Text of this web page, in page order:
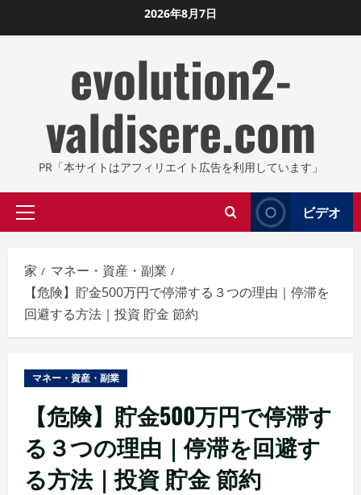
ン
2026年8月7日
evolution2-
valdisere.com
PR「本サイトはアフィリエイト広告を利用しています」
プ
イ
マ
リ
メ
ニ
ー
ビデオ
家
マネー・資産・副業
【危険】貯金500万円で停滞する３つの理由｜停滞を
回避する方法｜投資 貯金 節約
マネー・資産・副業
【危険】貯金500万円で停滞す
る３つの理由｜停滞を回避す
る方法｜投資 貯金 節約